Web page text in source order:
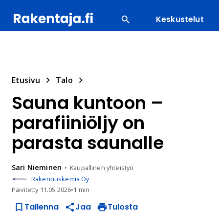
Keskustelut
Etusivu Talo
Sauna kuntoon –
parafiiniöljy on
parasta saunalle
Sari Nieminen
Kaupallinen yhteistyö
Rakennuskemia Oy
Päivitetty 11.05.2026•1 min
Tallenna Jaa Tulosta